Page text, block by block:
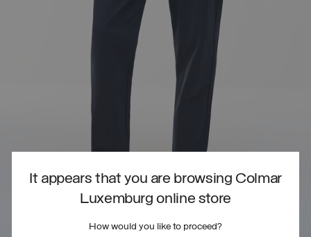
It appears that you are browsing Colmar
Luxemburg online store
How would you like to proceed?